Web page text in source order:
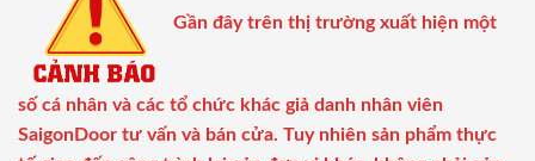
Gần đây trên thị trường xuất hiện một
số cá nhân và các tổ chức khác giả danh nhân viên
SaigonDoor tư vấn và bán cửa. Tuy nhiên sản phẩm thực